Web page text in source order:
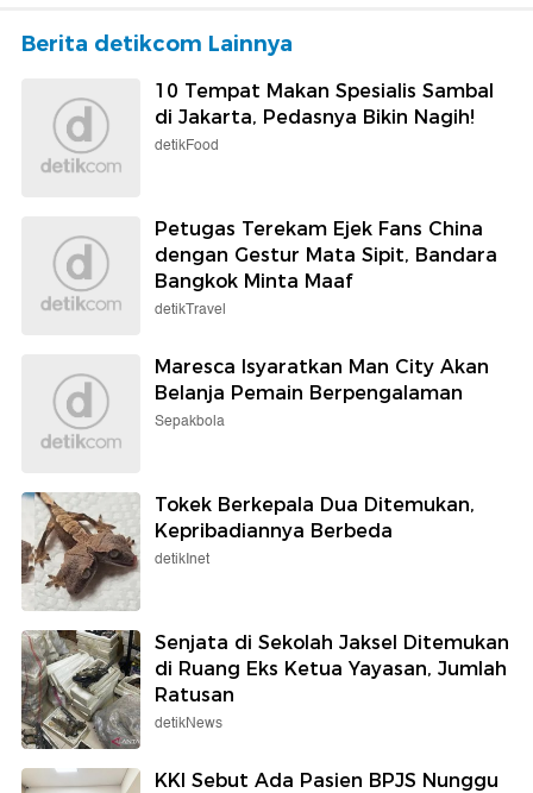
Berita detikcom Lainnya
10 Tempat Makan Spesialis Sambal
di Jakarta, Pedasnya Bikin Nagih!
detikFood
Petugas Terekam Ejek Fans China
dengan Gestur Mata Sipit, Bandara
Bangkok Minta Maaf
detikTravel
Maresca Isyaratkan Man City Akan
Belanja Pemain Berpengalaman
Sepakbola
Tokek Berkepala Dua Ditemukan,
Kepribadiannya Berbeda
detikInet
Senjata di Sekolah Jaksel Ditemukan
di Ruang Eks Ketua Yayasan, Jumlah
Ratusan
detikNews
KKI Sebut Ada Pasien BPJS Nunggu